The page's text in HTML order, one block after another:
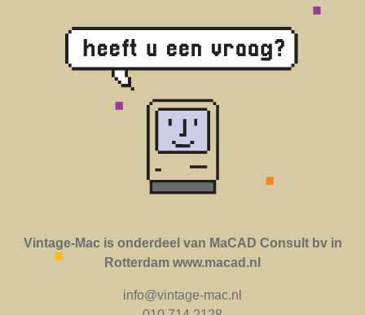
Vintage-Mac is onderdeel van MaCAD Consult bv in
Rotterdam www.macad.nl
info@vintage-mac.nl